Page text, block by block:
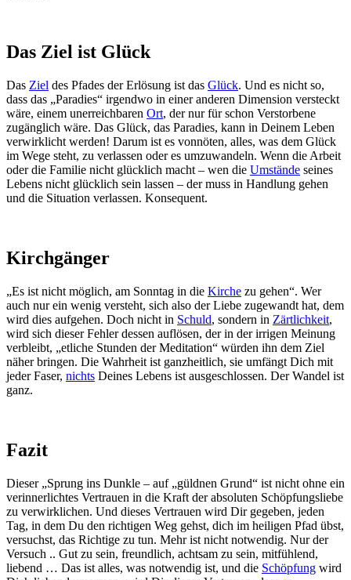
Das Ziel ist Glück
Das Ziel des Pfades der Erlösung ist das Glück. Und es nicht so,
dass das „Paradies“ irgendwo in einer anderen Dimension versteckt
wäre, einem unerreichbaren Ort, der nur für schon Verstorbene
zugänglich wäre. Das Glück, das Paradies, kann in Deinem Leben
verwirklicht werden! Darum ist es vonnöten, alles, was dem Glück
im Wege steht, zu verlassen oder es umzuwandeln. Wenn die Arbeit
oder die Familie nicht glücklich macht – wen die Umstände seines
Lebens nicht glücklich sein lassen – der muss in Handlung gehen
und die Situation verlassen. Konsequent.
Kirchgänger
„Es ist nicht möglich, am Sonntag in die Kirche zu gehen“. Wer
auch nur ein wenig versteht, sich also der Liebe zugewandt hat, dem
wird dies aufgehen. Doch nicht in Schuld, sondern in Zärtlichkeit,
wird sich dieser Fehler dessen auflösen, der in der irrigen Meinung
verbleibt, „etliche Stunden der Meditation“ würden ihn dem Ziel
näher bringen. Die Wahrheit ist ganzheitlich, sie umfängt Dich mit
jeder Faser, nichts Deines Lebens ist ausgeschlossen. Der Wandel ist
ganz.
Fazit
Dieser „Sprung ins Dunkle – auf „güldnen Grund“ ist nicht ohne ein
verinnerlichtes Vertrauen in die Kraft der absoluten Schöpfungsliebe
zu verwirklichen. Und dieses Vertrauen wird Dir gegeben, jeden
Tag, in dem Du den richtigen Weg gehst, dich im heiligen Pfad übst,
versuchst, das Richtige zu tun. Mehr ist nicht notwendig. Nur der
Versuch .. Gut zu sein, freundlich, achtsam zu sein, mitfühlend,
liebend … Das ist alles, was notwendig ist, und die Schöpfung wird